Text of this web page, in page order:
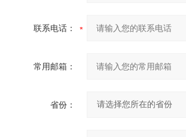
联系电话：
常用邮箱：
省份：